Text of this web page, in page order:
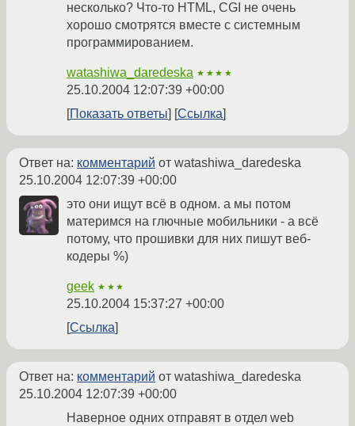
несколько? Что-то HTML, CGI не очень
хорошо смотрятся вместе с системным
программированием.
watashiwa_daredeska ★★★★
25.10.2004 12:07:39 +00:00
Показать ответы
Ссылка
Ответ на: комментарий от watashiwa_daredeska
25.10.2004 12:07:39 +00:00
это они ищут всё в одном. а мы потом
материмся на глючные мобильники - а всё
потому, что прошивки для них пишут веб-
кодеры %)
geek ★★★
25.10.2004 15:37:27 +00:00
Ссылка
Ответ на: комментарий от watashiwa_daredeska
25.10.2004 12:07:39 +00:00
Наверное одних отправят в отдел web